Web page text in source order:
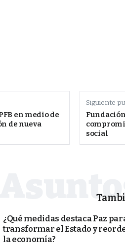
en medio de
de nueva
Siguiente
social
¿Qué medidas destaca Paz
transformar el Estado y
la economía?